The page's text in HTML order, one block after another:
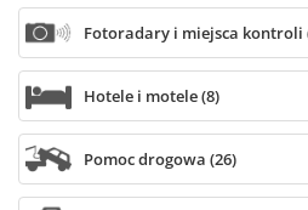
Fotoradary i miejsca kontroli
Hotele i motele (8)
Pomoc drogowa (26)